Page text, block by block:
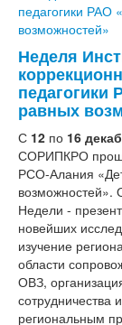
Неделя
педагогики
равных
С 12 по 16
СОРИПКРО
РСО-Алания
возможностей».
Недели -
новейших
изучение
области
ОВЗ,
сотрудничества
региональным